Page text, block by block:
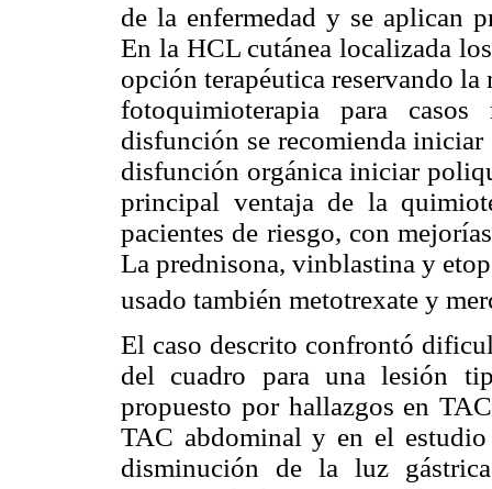
de la enfermedad y se aplican
En la HCL cutánea localizada
opción terapéutica reservando
fotoquimioterapia para
disfunción se recomienda
disfunción orgánica iniciar
principal ventaja de la
pacientes de riesgo, con
La prednisona, vinblastina y
usado también metotrexate y
El caso descrito confrontó
del cuadro para una lesión
propuesto por hallazgos en
TAC abdominal y en el
disminución de la luz